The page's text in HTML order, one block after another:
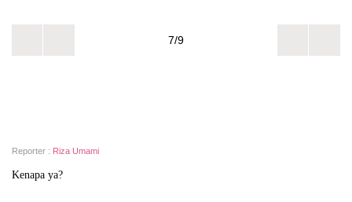
7/9
Reporter : Riza Umami
Kenapa ya?